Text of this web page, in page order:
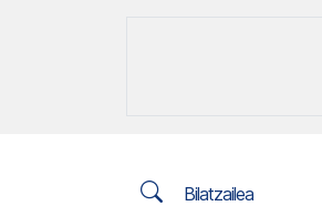
Bilatzailea